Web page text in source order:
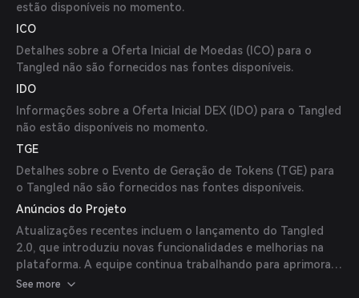
estão disponíveis no momento.
ICO
Detalhes sobre a Oferta Inicial de Moedas (ICO) para o
Tangled não são fornecidos nas fontes disponíveis.
IDO
Informações sobre a Oferta Inicial DEX (IDO) para o Tangled
não estão disponíveis no momento.
TGE
Detalhes sobre o Evento de Geração de Tokens (TGE) para
o Tangled não são fornecidos nas fontes disponíveis.
Anúncios do Projeto
Atualizações recentes incluem o lançamento do Tangled
2.0, que introduziu novas funcionalidades e melhorias na
plataforma. A equipe continua trabalhando para aprimorar
a experiência do usuário e expandir as capacidades da
See more